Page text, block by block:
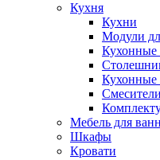
Кухня
Кухни
Модули
Кухонные
Кухонные
Мебель для
Шкафы
Кровати